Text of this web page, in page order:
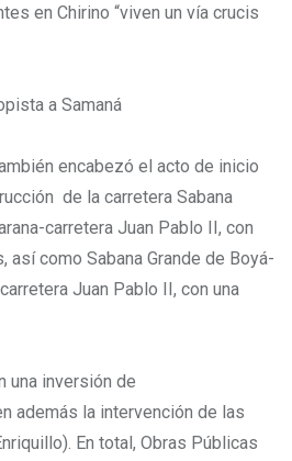
en Chirino “viven un vía crucis
a Samaná
encabezó el acto de inicio
de la carretera Sabana
carretera Juan Pablo II, con
así como Sabana Grande de Boyá-
Juan Pablo II, con una
una inversión de
además la intervención de las
En total, Obras Públicas